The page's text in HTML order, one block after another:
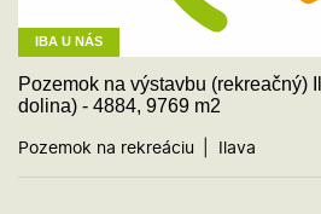
IBA U NÁS
Pozemok na výstavbu (rekreačný)
dolina) - 4884, 9769 m2
Pozemok na rekreáciu
Ilava